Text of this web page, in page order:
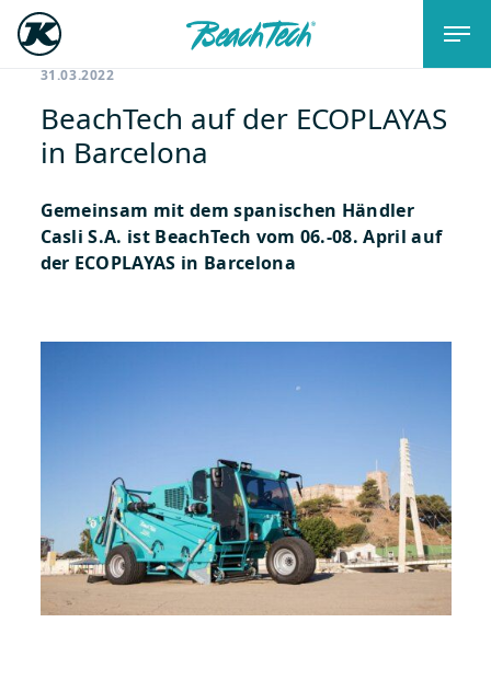
31.03.2022
BeachTech auf der ECOPLAYAS
in Barcelona
Gemeinsam mit dem spanischen Händler
Casli S.A. ist BeachTech vom 06.-08. April auf
der ECOPLAYAS in Barcelona